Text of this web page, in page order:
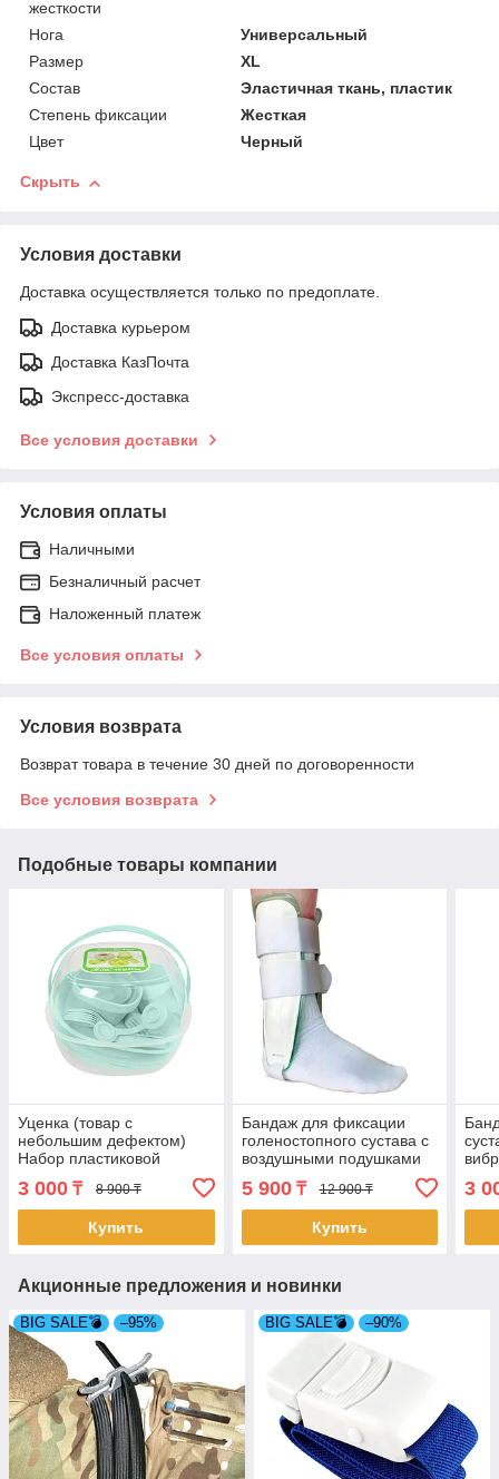
жесткости
Нога
Универсальный
Размер
XL
Состав
Эластичная ткань, пластик
Степень фиксации
Жесткая
Цвет
Черный
Скрыть
Условия доставки
Доставка осуществляется только по предоплате.
Доставка курьером
Доставка КазПочта
Экспресс-доставка
Все условия доставки
Условия оплаты
Наличными
Безналичный расчет
Наложенный платеж
Все условия оплаты
Условия возврата
Возврат товара в течение 30 дней по договоренности
Все условия возврата
Подобные товары компании
Уценка (товар с
небольшим дефектом)
Набор пластиковой
предметов (4258/2)
3 000 ₸ 8 900 ₸
Купить
Бандаж для фиксации
голеностопного сустава с
воздушными подушками
5 900₸ 12 900 ₸
Купить
3
Акционные предложения и новинки
BIG SALE💣 –95% BIG SALE💣 –90%